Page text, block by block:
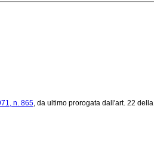
n. 865, da ultimo prorogata dall'art. 22 della